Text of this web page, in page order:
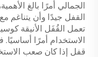
الجمالي أمرًا بالغ
القفل جيدًا وأن يتناغم
تعمل القُفَل الأنيقة
الاستخدام أمرًا
قفل إذا كان صعب